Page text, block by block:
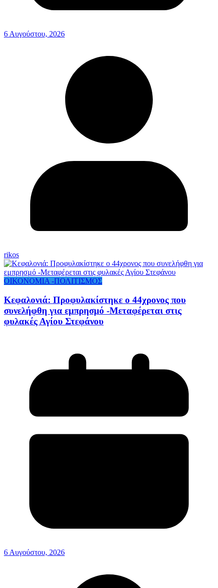
6 Αυγούστου, 2026
rikos
ΟΙΚΟΝΟΜΙΑ -ΠΟΛΙΤΙΣΜΟΣ
Κεφαλονιά: Προφυλακίστηκε ο 44χρονος που
συνελήφθη για εμπρησμό -Μεταφέρεται στις
φυλακές Αγίου Στεφάνου
6 Αυγούστου, 2026